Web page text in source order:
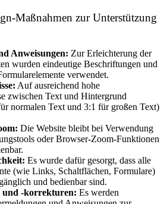
Maßnahmen zur Unterstützung
Anweisungen: Zur Erleichterung der
wurden eindeutige Beschriftungen und
verwendet.
Auf ausreichend hohe
zwischen Text und Hintergrund
normalen Text und 3:1 für großen Text)
Die Website bleibt bei Verwendung
oder Browser-Zoom-Funktionen
Es wurde dafür gesorgt, dass alle
(wie Links, Schaltflächen, Formulare)
und bedienbar sind.
und -korrekturen: Es werden